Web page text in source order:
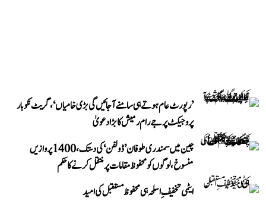
’رپورٹ عام ہوتے ہی سامنے آ جائیں گی بڑی خامیاں‘، گریٹ نکوبار
پروجیکٹ پر جے رام رمیش کا بڑا دعویٰ
چین میں سمندری طوفان ’ڈولفن‘ کی دستک، 1400 پروازیں
منسوخ، لوگوں کو محفوظ مقامات پر منتقل کرنے کا حکم
ایٹمی تخفیفِ اسلحہ ہی محفوظ مستقبل کی امید